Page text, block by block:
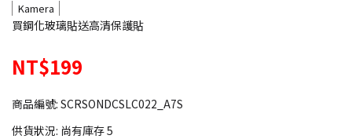
Kamera
買鋼化玻璃貼送高清保護貼
NT$199
商品編號: SCRSONDCSLC022_A7S
供貨狀況: 尚有庫存 5